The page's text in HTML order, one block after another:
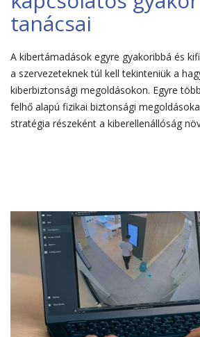
tanácsai
A kibertámadások egyre gyakoribbá és
a szervezeteknek túl kell tekinteniük a
kiberbiztonsági megoldásokon. Egyre
felhő alapú fizikai biztonsági
stratégia részeként a kiberellenállóság